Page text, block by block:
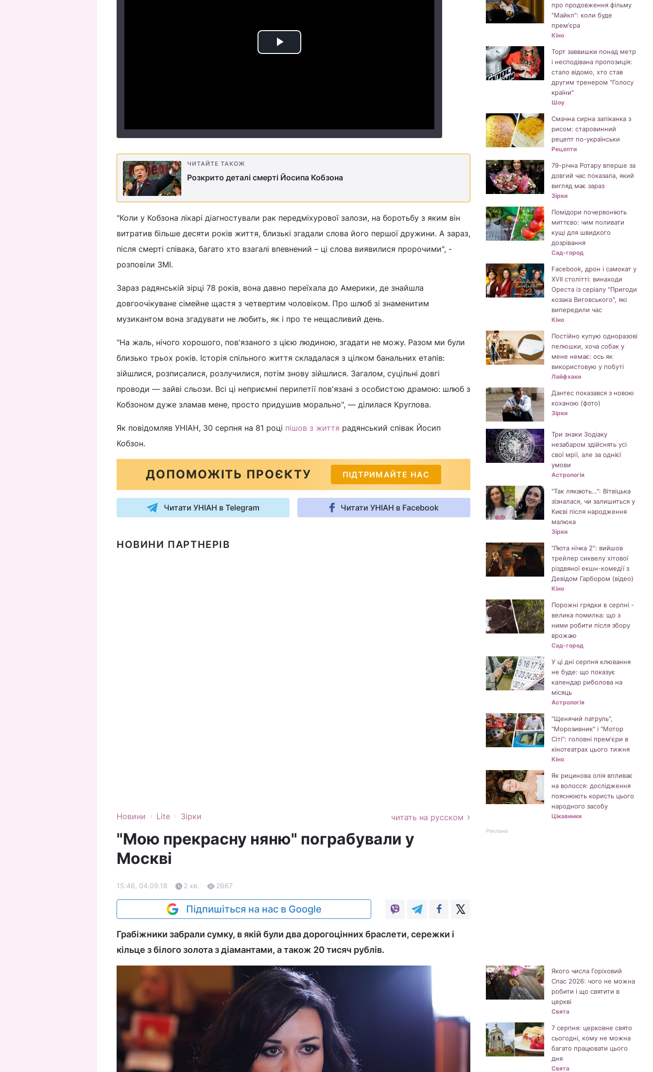
Play
ЧИТАЙТЕ ТАКОЖ
Розкрито деталі смерті Йосипа Кобзона
"Коли у Кобзона лікарі діагностували рак передміхурової залози, на боротьбу з яким він
витратив більше десяти років життя, близькі згадали слова його першої дружини. А зараз,
після смерті співака, багато хто взагалі впевнений – ці слова виявилися пророчими", -
розповіли ЗМІ.
Зараз радянській зірці 78 років, вона давно переїхала до Америки, де знайшла
довгоочікуване сімейне щастя з четвертим чоловіком. Про шлюб зі знаменитим
музикантом вона згадувати не любить, як і про те нещасливий день.
"На жаль, нічого хорошого, пов'язаного з цією людиною, згадати не можу. Разом ми були
близько трьох років. Історія спільного життя складалася з цілком банальних етапів:
зійшлися, розписалися, розлучилися, потім знову зійшлися. Загалом, суцільні довгі
проводи — зайві сльози. Всі ці неприємні перипетії пов'язані з особистою драмою: шлюб з
Кобзоном дуже зламав мене, просто придушив морально", — ділилася Круглова.
Як повідомляв УНІАН, 30 серпня на 81 році пішов з життя радянський співак Йосип
Кобзон.
ДОПОМОЖІТЬ ПРОЄКТУ ПІДТРИМАЙТЕ НАС
Читати УНІАН в Telegram Читати УНІАН в Facebook
НОВИНИ ПАРТНЕРІВ
Новини › Lite › Зірки читать на русском
"Мою прекрасну няню" пограбували у
Москві
15:46, 04.09.18 2 хв. 2667
Підпишіться на нас в Google
Грабіжники забрали сумку, в якій були два дорогоцінних браслети, сережки і
кільце з білого золота з діамантами, а також 20 тисяч рублів.
про продовження фільму
"Майкл": коли буде
прем'єра
Кіно
Торт заввишки понад метр
і несподівана пропозиція:
стало відомо, хто став
другим тренером "Голосу
країни"
Шоу
Смачна сирна запіканка з
рисом: старовинний
рецепт по-українськи
Рецепти
79-річна Ротару вперше за
довгий час показала, який
вигляд має зараз
Зірки
Помідори почервоніють
миттєво: чим поливати
кущі для швидкого
дозрівання
Сад-город
Facebook, дрон і самокат у
XVII столітті: винаходи
Ореста із серіалу "Пригоди
козака Виговського", які
випередили час
Кіно
Постійно купую одноразові
пелюшки, хоча собак у
мене немає: ось як
використовую у побуті
Лайфхаки
Дантес показався з новою
коханою (фото)
Зірки
Три знаки Зодіаку
незабаром здійснять усі
свої мрії, але за однієї
умови
Астрологія
"Так лякають…": Вітвіцька
зізналася, чи залишиться у
Києві після народження
малюка
Зірки
"Люта нічка 2": вийшов
трейлер сиквелу хітової
різдвяної екшн-комедії з
Девідом Гарбором (відео)
Кіно
Порожні грядки в серпні -
велика помилка: що з
ними робити після збору
врожаю
Сад-город
У ці дні серпня клювання
не буде: що показує
календар риболова на
місяць
Астрологія
"Щенячий патруль",
"Морозивник" і "Мотор
Сіті": головні прем'єри в
кінотеатрах цього тижня
Кіно
Як рицинова олія впливає
на волосся: дослідження
пояснюють користь цього
народного засобу
Цікавинки
Реклама
Якого числа Горіховий
Спас 2026: чого не можна
робити і що святити в
церкві
Свята
7 серпня: церковне свято
сьогодні, кому не можна
багато працювати цього
дня
Свята